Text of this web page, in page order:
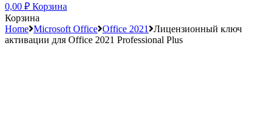
0,00 ₽ Корзина
Корзина
Home Microsoft Office Office 2021
Лицензионный ключ
активации для Office 2021 Professional Plus